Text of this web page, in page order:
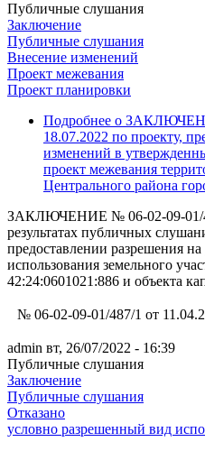
Публичные слушания
Заключение
Публичные слушания
Внесение изменений
Проект межевания
Проект планировки
Подробнее о
18.07.2022 по проекту,
изменений в
проект межевания
Центрального района
ЗАКЛЮЧЕНИЕ № 06-02-09-01/
результатах публичных
предоставлении разрешения
использования земельного
42:24:0601021:886 и объекта
№ 06-02-09-01/487/1 от 11.04.
admin вт, 26/07/2022 - 16:39
Публичные слушания
Заключение
Публичные слушания
Отказано
условно разрешенный вид